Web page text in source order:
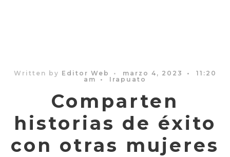
Written by Editor Web • marzo 4, 2023 •
11:20
am
• Irapuato
Comparten
historias de éxito
con otras mujeres